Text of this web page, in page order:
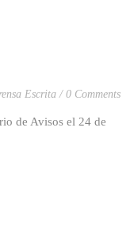
Escrita 0 Comments
de Avisos el 24 de